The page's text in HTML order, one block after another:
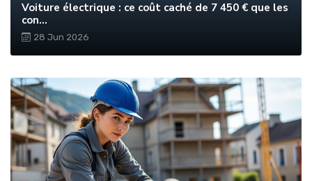
Voiture électrique : ce coût caché de 7 450 € que les
con...
28 Jun 2026